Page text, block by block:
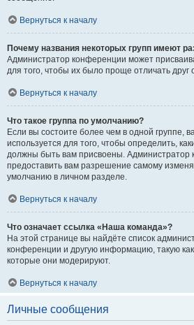
Вернуться к началу
Почему названия некоторых групп имеют
Администратор конференции может
для того, чтобы их было проще отличать друг
Вернуться к началу
Что такое группа по умолчанию?
Если вы состоите более чем в одной группе,
используется для того, чтобы определить,
должны быть вам присвоены. Администратор
предоставить вам разрешение самому
умолчанию в личном разделе.
Вернуться к началу
Что означает ссылка «Наша команда»?
На этой странице вы найдёте список
конференции и другую информацию, такую
которые они модерируют.
Вернуться к началу
Личные сообщения